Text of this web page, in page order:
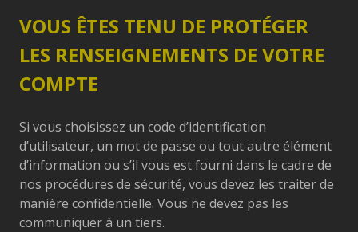
VOUS ÊTES TENU DE PROTÉGER
LES RENSEIGNEMENTS DE VOTRE
COMPTE
Si vous choisissez un code d’identification
d’utilisateur, un mot de passe ou tout autre élément
d’information ou s’il vous est fourni dans le cadre de
nos procédures de sécurité, vous devez les traiter de
manière confidentielle. Vous ne devez pas les
communiquer à un tiers.